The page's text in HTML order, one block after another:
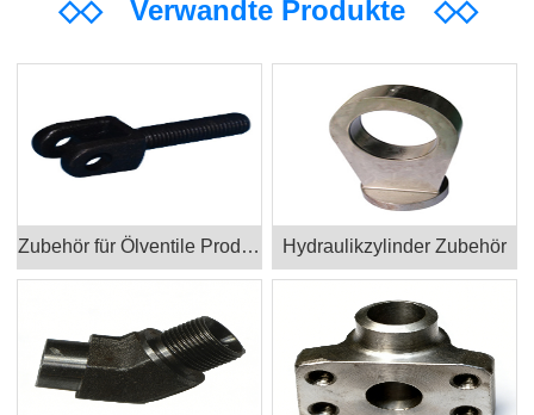
◇◇Verwandte Produkte ◇◇
Zubehör für Ölventile Produkte Hydraulikzylinder Zubehör